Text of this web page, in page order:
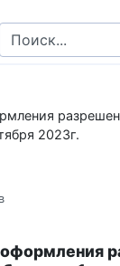
e
c
h
r
2023г.